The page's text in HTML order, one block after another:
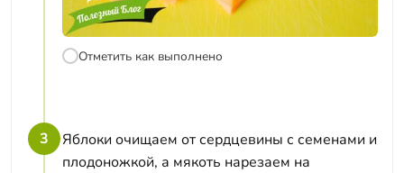
Отметить как выполнено
3
Яблоки очищаем от сердцевины с семенами и
плодоножкой, а мякоть нарезаем на